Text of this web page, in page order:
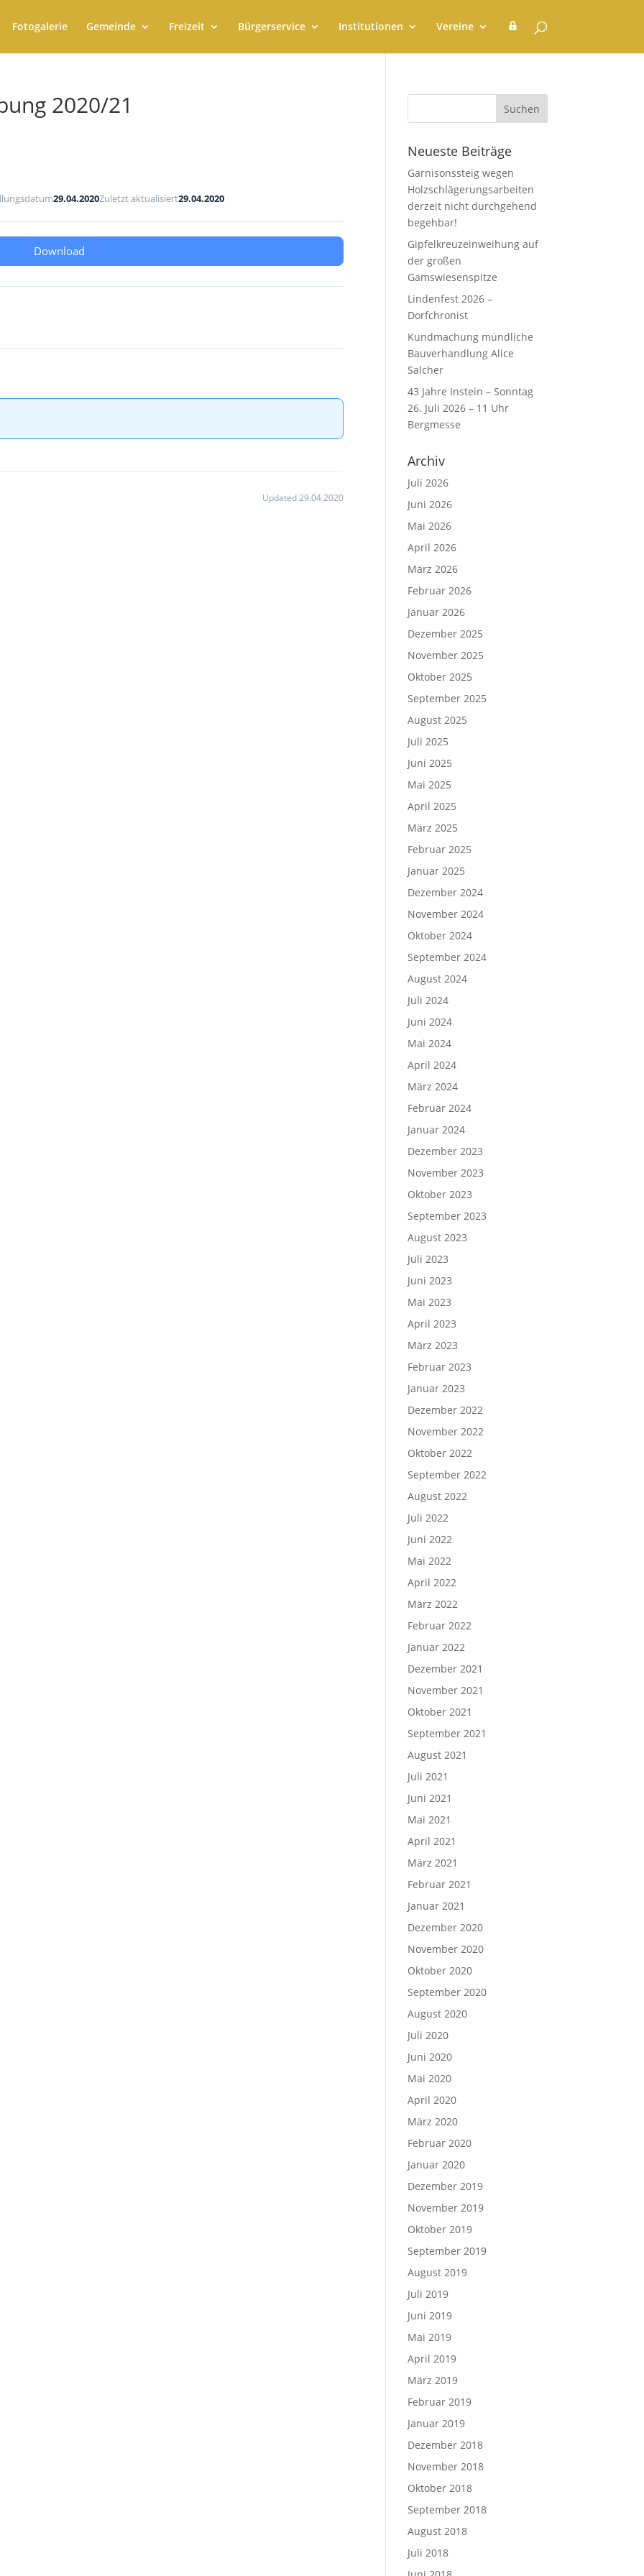
Fotogalerie Gemeinde Freizeit Bürgerservice Institutionen Vereine
e
e
r
a
t
2020/21
29.04.2020Zuletzt aktualisiert29.04.2020
Download
Updated 29.04.2020
Neueste Beiträge
Garnisonssteig wegen
Holzschlägerungsarbeiten
derzeit nicht durchgehend
begehbar!
Gipfelkreuzeinweihung auf
der großen
Gamswiesenspitze
Lindenfest 2026 –
Dorfchronist
Kundmachung mündliche
Bauverhandlung Alice
Salcher
43 Jahre Instein – Sonntag
26. Juli 2026 – 11 Uhr
Bergmesse
Archiv
Juli 2026
Juni 2026
Mai 2026
April 2026
März 2026
Februar 2026
Januar 2026
Dezember 2025
November 2025
Oktober 2025
September 2025
August 2025
Juli 2025
Juni 2025
Mai 2025
April 2025
März 2025
Februar 2025
Januar 2025
Dezember 2024
November 2024
Oktober 2024
September 2024
August 2024
Juli 2024
Juni 2024
Mai 2024
April 2024
März 2024
Februar 2024
Januar 2024
Dezember 2023
November 2023
Oktober 2023
September 2023
August 2023
Juli 2023
Juni 2023
Mai 2023
April 2023
März 2023
Februar 2023
Januar 2023
Dezember 2022
November 2022
Oktober 2022
September 2022
August 2022
Juli 2022
Juni 2022
Mai 2022
April 2022
März 2022
Februar 2022
Januar 2022
Dezember 2021
November 2021
Oktober 2021
September 2021
August 2021
Juli 2021
Juni 2021
Mai 2021
April 2021
März 2021
Februar 2021
Januar 2021
Dezember 2020
November 2020
Oktober 2020
September 2020
August 2020
Juli 2020
Juni 2020
Mai 2020
April 2020
März 2020
Februar 2020
Januar 2020
Dezember 2019
November 2019
Oktober 2019
September 2019
August 2019
Juli 2019
Juni 2019
Mai 2019
April 2019
März 2019
Februar 2019
Januar 2019
Dezember 2018
November 2018
Oktober 2018
September 2018
August 2018
Juli 2018